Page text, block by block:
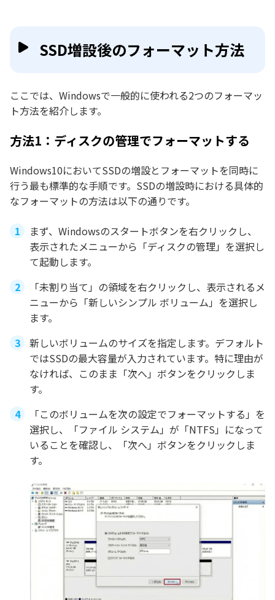
SSD増設後のフォーマット方法
ここでは、Windowsで一般的に使われる2つのフォーマッ
ト方法を紹介します。
方法1：ディスクの管理でフォーマットする
Windows10においてSSDの増設とフォーマットを同時に
行う最も標準的な手順です。SSDの増設時における具体的
なフォーマットの方法は以下の通りです。
まず、Windowsのスタートボタンを右クリックし、
表示されたメニューから「ディスクの管理」を選択し
て起動します。
「未割り当て」の領域を右クリックし、表示されるメ
ニューから「新しいシンプル ボリューム」を選択し
ます。
新しいボリュームのサイズを指定します。デフォルト
ではSSDの最大容量が入力されています。特に理由が
なければ、このまま「次へ」ボタンをクリックしま
す。
「このボリュームを次の設定でフォーマットする」を
選択し、「ファイル システム」が「NTFS」になって
いることを確認し、「次へ」ボタンをクリックしま
す。